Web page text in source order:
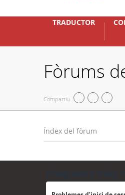
TRADUCTOR
Fòrums
Compartiu
Índex del fòrum